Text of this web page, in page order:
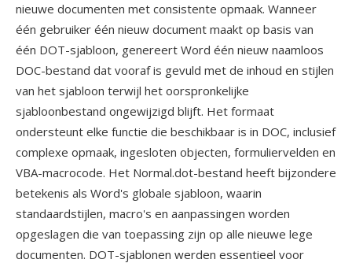
nieuwe documenten met consistente opmaak. Wanneer
één gebruiker één nieuw document maakt op basis van
één DOT-sjabloon, genereert Word één nieuw naamloos
DOC-bestand dat vooraf is gevuld met de inhoud en stijlen
van het sjabloon terwijl het oorspronkelijke
sjabloonbestand ongewijzigd blijft. Het formaat
ondersteunt elke functie die beschikbaar is in DOC, inclusief
complexe opmaak, ingesloten objecten, formuliervelden en
VBA-macrocode. Het Normal.dot-bestand heeft bijzondere
betekenis als Word's globale sjabloon, waarin
standaardstijlen, macro's en aanpassingen worden
opgeslagen die van toepassing zijn op alle nieuwe lege
documenten. DOT-sjablonen werden essentieel voor